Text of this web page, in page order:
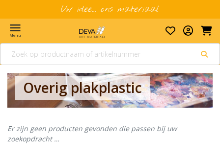
Uw idee... ons materiaal
menu
Menu
Overig plakplastic
Er zijn geen producten gevonden die passen bij uw
zoekopdracht …